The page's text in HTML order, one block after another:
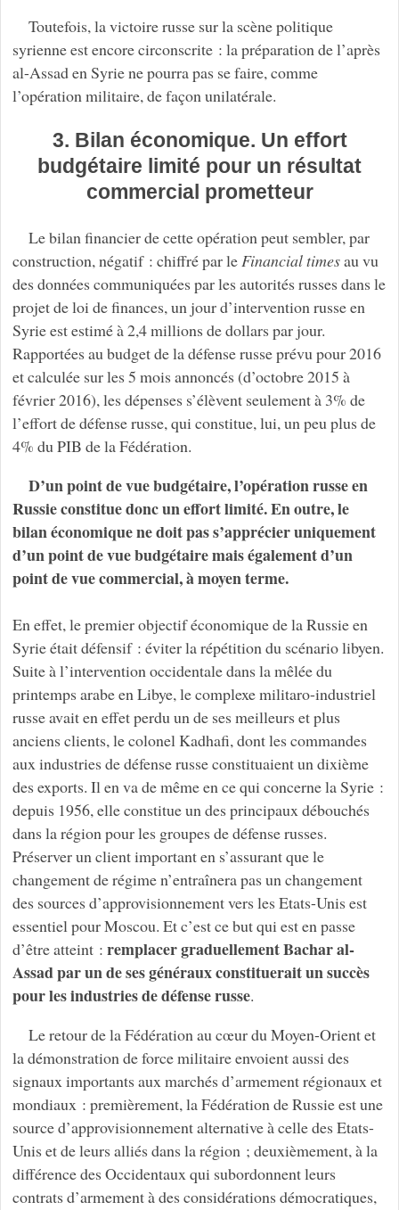
Toutefois, la victoire russe sur la scène politique
syrienne est encore circonscrite : la préparation de l’après
al-Assad en Syrie ne pourra pas se faire, comme
l’opération militaire, de façon unilatérale.
3. Bilan économique. Un effort
budgétaire limité pour un résultat
commercial prometteur
Le bilan financier de cette opération peut sembler, par
construction, négatif : chiffré par leFinancial timesau vu
des données communiquées par les autorités russes dans le
projet de loi de finances, un jour d’intervention russe en
Syrie est estimé à 2,4 millions de dollars par jour.
Rapportées au budget de la défense russe prévu pour 2016
et calculée sur les 5 mois annoncés (d’octobre 2015 à
février 2016), les dépenses s’élèvent seulement à 3% de
l’effort de défense russe, qui constitue, lui, un peu plus de
4% du PIB de la Fédération.
D’un point de vue budgétaire, l’opération russe en
Russie constitue donc un effort limité. En outre, le
bilan économique ne doit pas s’apprécier uniquement
d’un point de vue budgétaire mais également d’un
point de vue commercial, à moyen terme.
En effet, le premier objectif économique de la Russie en
Syrie était défensif : éviter la répétition du scénario libyen.
Suite à l’intervention occidentale dans la mêlée du
printemps arabe en Libye, le complexe militaro-industriel
russe avait en effet perdu un de ses meilleurs et plus
anciens clients, le colonel Kadhafi, dont les commandes
aux industries de défense russe constituaient un dixième
des exports. Il en va de même en ce qui concerne la Syrie :
depuis 1956, elle constitue un des principaux débouchés
dans la région pour les groupes de défense russes.
Préserver un client important en s’assurant que le
changement de régime n’entraînera pas un changement
des sources d’approvisionnement vers les Etats-Unis est
essentiel pour Moscou. Et c’est ce but qui est en passe
d’être atteint : remplacer graduellement Bachar al-
Assad par un de ses généraux constituerait un succès
pour les industries de défense russe.
Le retour de la Fédération au cœur du Moyen-Orient et
la démonstration de force militaire envoient aussi des
signaux importants aux marchés d’armement régionaux et
mondiaux : premièrement, la Fédération de Russie est une
source d’approvisionnement alternative à celle des Etats-
Unis et de leurs alliés dans la région ; deuxièmement, à la
différence des Occidentaux qui subordonnent leurs
contrats d’armement à des considérations démocratiques,